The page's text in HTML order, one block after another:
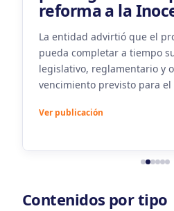
reforma a la
La entidad advirtió que el
pueda completar a tiempo
legislativo, reglamentario y
vencimiento previsto para el
Ver publicación
Contenidos por tipo